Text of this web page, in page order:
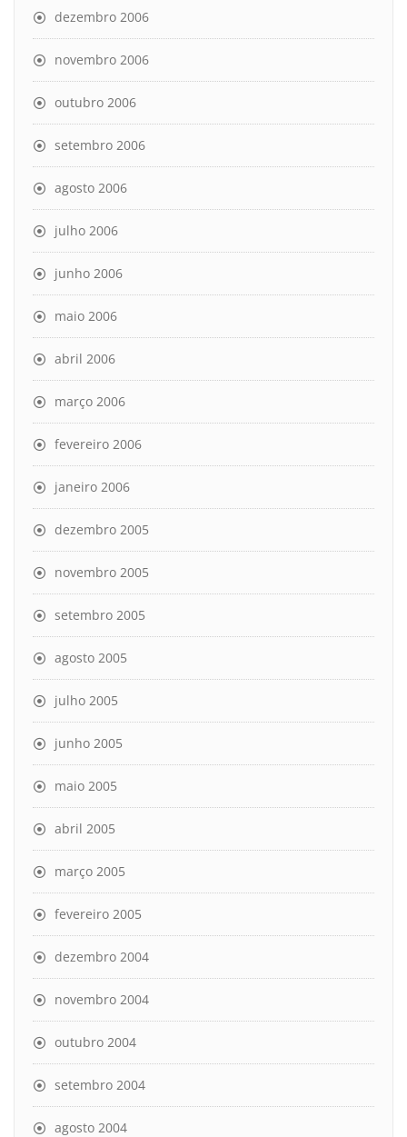
dezembro 2006
novembro 2006
outubro 2006
setembro 2006
agosto 2006
julho 2006
junho 2006
maio 2006
abril 2006
março 2006
fevereiro 2006
janeiro 2006
dezembro 2005
novembro 2005
setembro 2005
agosto 2005
julho 2005
junho 2005
maio 2005
abril 2005
março 2005
fevereiro 2005
dezembro 2004
novembro 2004
outubro 2004
setembro 2004
agosto 2004